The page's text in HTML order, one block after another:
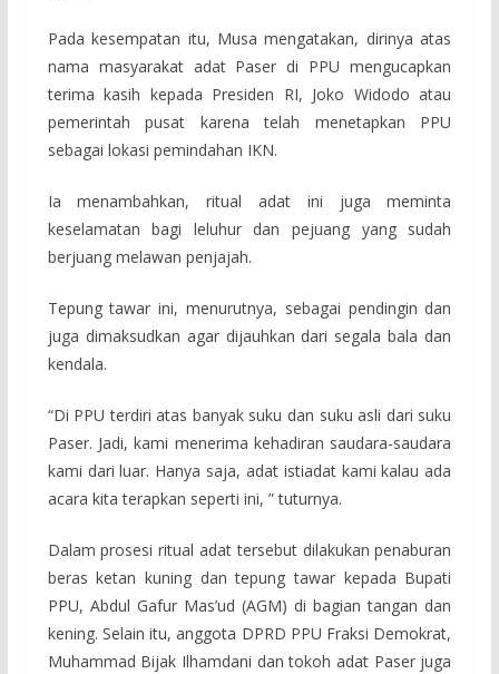
Pada kesempatan itu, Musa mengatakan, dirinya atas
nama masyarakat adat Paser di PPU mengucapkan
terima kasih kepada Presiden RI, Joko Widodo atau
pemerintah pusat karena telah menetapkan PPU
sebagai lokasi pemindahan IKN.
Ia menambahkan, ritual adat ini juga meminta
keselamatan bagi leluhur dan pejuang yang sudah
berjuang melawan penjajah.
Tepung tawar ini, menurutnya, sebagai pendingin dan
juga dimaksudkan agar dijauhkan dari segala bala dan
kendala.
“Di PPU terdiri atas banyak suku dan suku asli dari suku
Paser. Jadi, kami menerima kehadiran saudara-saudara
kami dari luar. Hanya saja, adat istiadat kami kalau ada
acara kita terapkan seperti ini, ” tuturnya.
Dalam prosesi ritual adat tersebut dilakukan penaburan
beras ketan kuning dan tepung tawar kepada Bupati
PPU, Abdul Gafur Mas’ud (AGM) di bagian tangan dan
kening. Selain itu, anggota DPRD PPU Fraksi Demokrat,
Muhammad Bijak Ilhamdani dan tokoh adat Paser juga